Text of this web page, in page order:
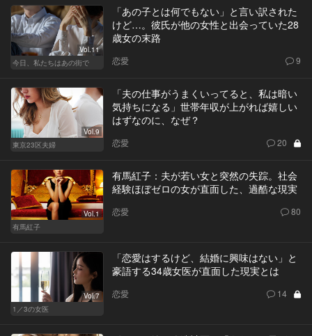
Vol.11
今日、私たちはあの街で
「あの子とは何でもない」と言い訳された
けど…。彼氏が他の女性と出会っていた28
歳女の末路
恋愛 9
Vol.9
東京23区夫婦
「夫の仕事がうまくいってると、私は暗い
気持ちになる」世帯年収が上がれば嬉しい
はずなのに、なぜ？
恋愛 20
Vol.1
有馬紅子
有馬紅子：夫が若い女と突然の失踪。社会
経験ほぼゼロの女が直面した、過酷な現実
恋愛 80
Vol.7
1／3の女医
「恋愛はするけど、結婚に興味はない」と
豪語する34歳女医が直面した現実とは
恋愛 14